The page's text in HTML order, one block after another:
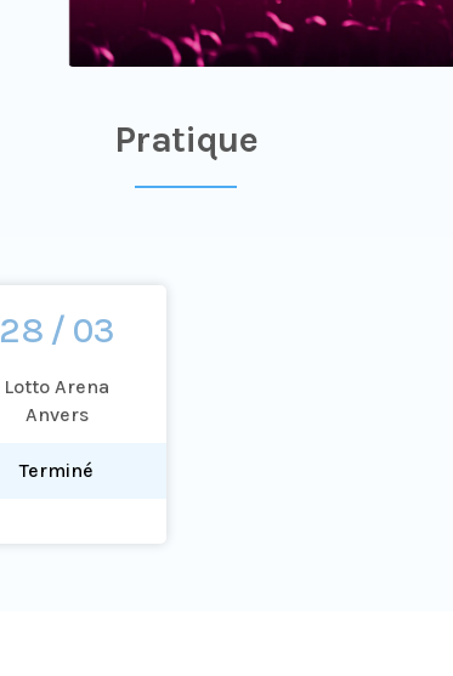
Pratique
28 / 03
Lotto Arena
Anvers
Terminé